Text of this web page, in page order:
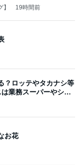
19時間前
？ロッテやタカナシ等
業務スーパーやシャ
お花